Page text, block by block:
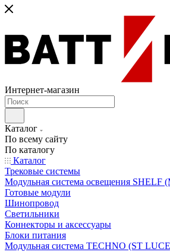
Интернет-магазин
Каталог
По всему сайту
По каталогу
Каталог
Трековые системы
Модульная система освещения SHELF
Готовые модули
Шинопровод
Светильники
Коннекторы и аксессуары
Блоки питания
Модульная система TECHNO (ST